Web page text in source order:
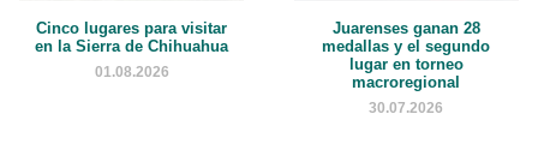
Cinco lugares para visitar
en la Sierra de Chihuahua
01.08.2026
Juarenses ganan 28
medallas y el segundo
lugar en torneo
macroregional
30.07.2026